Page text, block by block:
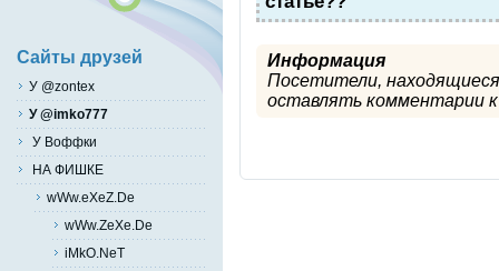
Информация
Посетители,
оставлять комментарии к
Сайты друзей
У @zontex
У @imko777
У Воффки
НА ФИШКЕ
wWw.eXeZ.De
wWw.ZeXe.De
iMkO.NeT